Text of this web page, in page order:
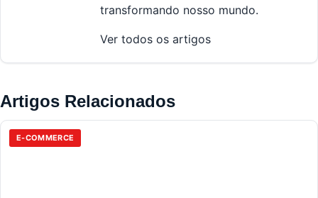
transformando nosso mundo.
Ver todos os artigos
Artigos Relacionados
E-COMMERCE